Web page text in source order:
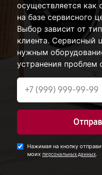
осуществляется как
на базе сервисного
Выбор зависит от
клиента. Сервисный
нужным
устранения проблем
Нажимая на кнопку
моих персональных данных.